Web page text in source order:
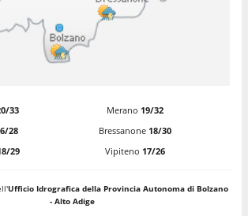
33 Merano 19/32
28 Bressanone 18/30
29 Vipiteno 17/26
Ufficio Idrografica della Provincia Autonoma di Bolzano
- Alto Adige